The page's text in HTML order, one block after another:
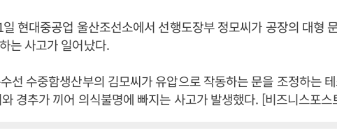
현대중공업 울산조선소에서 선행도장부 정모씨가 공장의 대형
는 사고가 일어났다.
선 수중함생산부의 김모씨가 유압으로 작동하는 문을 조정하는
경추가 끼어 의식불명에 빠지는 사고가 발생했다. [비즈니스포스